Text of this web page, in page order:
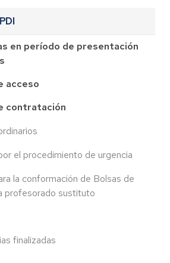
en período de presentación
acceso
contratación
el procedimiento de urgencia
la conformación de Bolsas de
profesorado sustituto
finalizadas